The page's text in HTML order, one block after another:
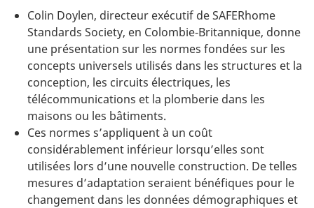
Colin Doylen, directeur exécutif de SAFERhome
Standards Society, en Colombie‑Britannique, donne
une présentation sur les normes fondées sur les
concepts universels utilisés dans les structures et la
conception, les circuits électriques, les
télécommunications et la plomberie dans les
maisons ou les bâtiments.
Ces normes s’appliquent à un coût
considérablement inférieur lorsqu’elles sont
utilisées lors d’une nouvelle construction. De telles
mesures d’adaptation seraient bénéfiques pour le
changement dans les données démographiques et